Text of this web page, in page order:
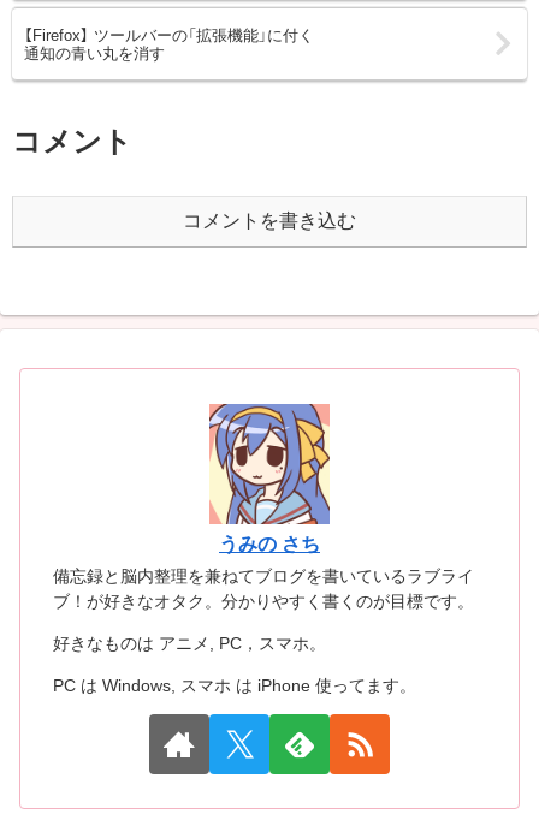
【Firefox】 ツールバーの「拡張機能」に付く
通知の青い丸を消す
コメント
コメントを書き込む
うみの さち
備忘録と脳内整理を兼ねてブログを書いているラブライ
ブ！が好きなオタク。分かりやすく書くのが目標です。
好きなものは アニメ, PC，スマホ。
PC は Windows, スマホ は iPhone 使ってます。